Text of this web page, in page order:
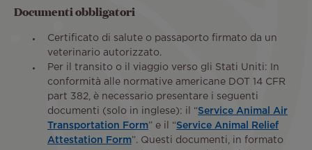
Documenti obbligatori
Certificato di salute o passaporto firmato da un
veterinario autorizzato.
Per il transito o il viaggio verso gli Stati Uniti: In
conformità alle normative americane DOT 14 CFR
part 382, è necessario presentare i seguenti
documenti (solo in inglese): il “Service Animal Air
Transportation Form” e il “Service Animal Relief
Attestation Form”. Questi documenti, in formato